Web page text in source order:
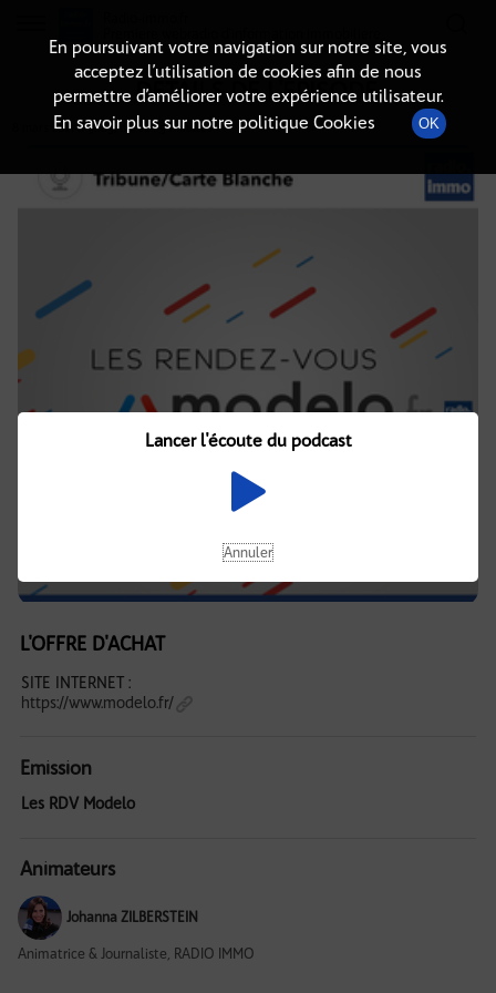
DÉTAILS DE L'ÉPISODE
8 mars 2021 à 9h05, durée : 5 minutes
L'OFFRE D'ACHAT
SITE INTERNET :
https://www.modelo.fr/
Emission
Les RDV Modelo
Animateurs
Johanna ZILBERSTEIN
Animatrice & Journaliste, RADIO IMMO
En poursuivant votre navigation sur notre site, vous
acceptez l’utilisation de cookies afin de nous
permettre d’améliorer votre expérience utilisateur.
En savoir plus sur notre politique Cookies
OK
Lancer l'écoute du podcast
Annuler